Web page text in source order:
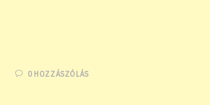
0 HOZZÁSZÓLÁS